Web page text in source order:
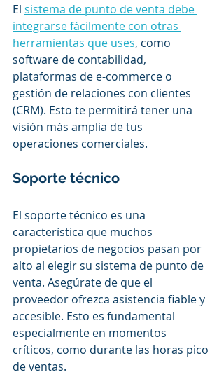
El sistema de punto de venta debe
integrarse fácilmente con otras
herramientas que uses, como
software de contabilidad,
plataformas de e-commerce o
gestión de relaciones con clientes
(CRM). Esto te permitirá tener una
visión más amplia de tus
operaciones comerciales.
Soporte técnico
El soporte técnico es una
característica que muchos
propietarios de negocios pasan por
alto al elegir su sistema de punto de
venta. Asegúrate de que el
proveedor ofrezca asistencia fiable y
accesible. Esto es fundamental
especialmente en momentos
críticos, como durante las horas pico
de ventas.